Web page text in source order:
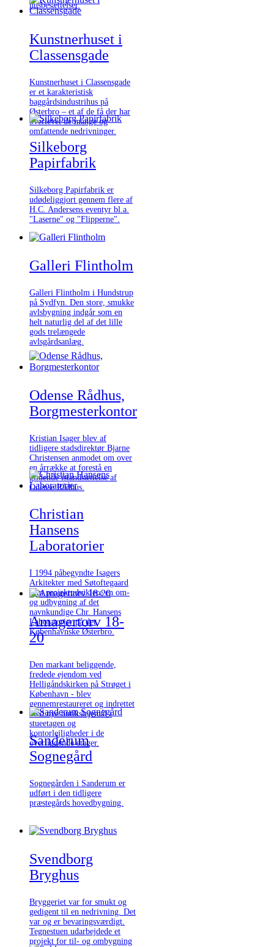
husbesættelser.
Kunstnerhuset i
Classensgade
Kunstnerhuset i Classensgade
er et karakteristisk
baggårdsindustrihus på
Østerbro – et af de få der har
overlevet de mange og
omfattende nedrivninger.
Silkeborg
Papirfabrik
Silkeborg Papirfabrik er
udødeliggjort gennem flere af
H.C. Andersens eventyr bl.a.
"Laserne" og "Flipperne".
Galleri Flintholm
Galleri Flintholm i Hundstrup
på Sydfyn. Den store, smukke
avlsbygning indgår som en
helt naturlig del af det lille
gods trelængede
avlsgårdsanlæg.
Odense Rådhus,
Borgmesterkontor
Kristian Isager blev af
tidligere stadsdirektør Bjarne
Christensen anmodet om over
en årrække at forestå en
glidende istandsættelse af
Odense Rådhus.
Christian
Hansens
Laboratorier
I 1994 påbegyndte Isagers
Arkitekter med Søtoftegaard
som projektudviklere en om-
og udbygning af det
navnkundige Chr. Hansens
Laboratorier på det
Københavnske Østerbro.
Amagertorv 18-
20
Den markant beliggende,
fredede ejendom ved
Helligåndskirken på Strøget i
København - blev
gennemrestaureret og indrettet
med nye butikslejemål i
stueetagen og
kontorlejligheder i de
overliggende etager.
Sanderum
Sognegård
Sognegården i Sanderum er
udført i den tidligere
præstegårds hovedbygning.
Svendborg
Bryghus
Bryggeriet var for smukt og
gedigent til en nedrivning. Det
var og er bevaringsværdigt.
Tegnestuen udarbejdede et
projekt for til- og ombygning